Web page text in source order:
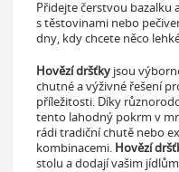
Přidejte čerstvou bazalku
s těstovinami nebo
dny, kdy chcete něco
Hovězí dršťky jsou
chutné a výživné řešení
příležitosti. Díky
tento lahodný pokrm v
rádi tradiční chutě nebo
kombinacemi. Hovězí
stolu a dodají vašim